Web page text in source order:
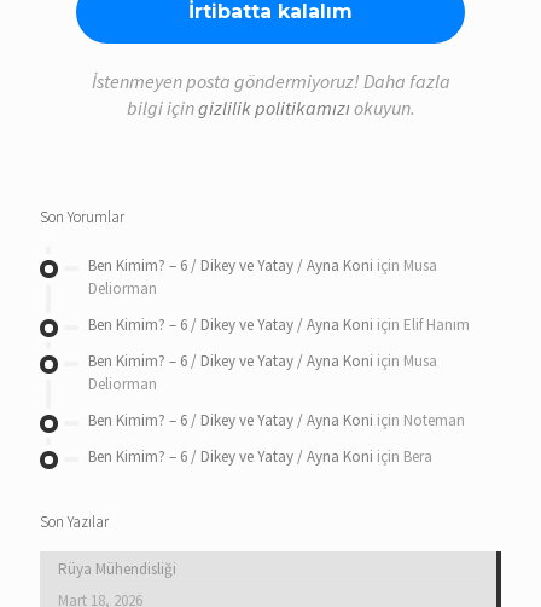
İstenmeyen posta göndermiyoruz! Daha fazla
bilgi içingizlilik politikamızıokuyun.
Son Yorumlar
Ben Kimim? – 6 / Dikey ve Yatay / Ayna Koni için Musa
Deliorman
Ben Kimim? – 6 / Dikey ve Yatay / Ayna Koni için Elif Hanım
Ben Kimim? – 6 / Dikey ve Yatay / Ayna Koni için Musa
Deliorman
Ben Kimim? – 6 / Dikey ve Yatay / Ayna Koni için Noteman
Ben Kimim? – 6 / Dikey ve Yatay / Ayna Koni için Bera
Son Yazılar
Rüya Mühendisliği
Mart 18, 2026